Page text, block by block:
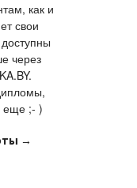
как и
свои
через
еще ;- )
→